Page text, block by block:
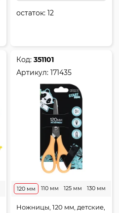
остаток:12
Код:351101
Артикул:171435
110 мм
120 мм 125 мм 130 мм
Ножницы, 120 мм, детские,